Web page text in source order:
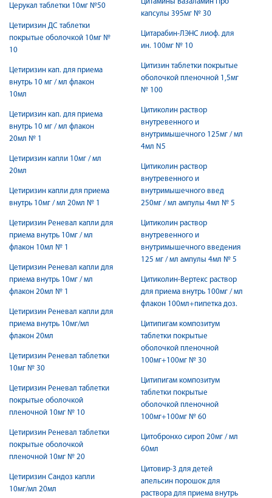
Церукал таблетки 10мг №50
Цетиризин ДС таблетки
покрытые оболочкой 10мг №
10
Цетиризин кап. для приема
внутрь 10 мг / мл флакон
10мл
Цетиризин кап. для приема
внутрь 10 мг / мл флакон
20мл № 1
Цетиризин капли 10мг / мл
20мл
Цетиризин капли для приема
внутрь 10мг / мл 20мл № 1
Цетиризин Реневал капли для
приема внутрь 10мг / мл
флакон 10мл № 1
Цетиризин Реневал капли для
приема внутрь 10мг / мл
флакон 20мл № 1
Цетиризин Реневал капли для
приема внутрь 10мг/мл
флакон 20мл
Цетиризин Реневал таблетки
10мг № 30
Цетиризин Реневал таблетки
покрытые оболочкой
пленочной 10мг № 10
Цетиризин Реневал таблетки
покрытые оболочкой
пленочной 10мг № 20
Цетиризин Сандоз капли
10мг/мл 20мл
капсулы 395мг № 30
Цитарабин-ЛЭНС лиоф. для
ин. 100мг № 10
Цитизин таблетки покрытые
оболочкой пленочной 1,5мг
№ 100
Цитиколин раствор
внутревенного и
внутримышечного 125мг / мл
4мл N5
Цитиколин раствор
внутревенного и
внутримышечного введ
250мг / мл ампулы 4мл № 5
Цитиколин раствор
внутревенного и
внутримышечного введения
125 мг / мл ампулы 4мл № 5
Цитиколин-Вертекс раствор
для приема внутрь 100мг / мл
флакон 100мл+пипетка доз.
Цитипигам композитум
таблетки покрытые
оболочкой пленочной
100мг+100мг № 30
Цитипигам композитум
таблетки покрытые
оболочкой пленочной
100мг+100мг № 60
Цитобронхо сироп 20мг / мл
60мл
Цитовир-3 для детей
апельсин порошок для
раствора для приема внутрь